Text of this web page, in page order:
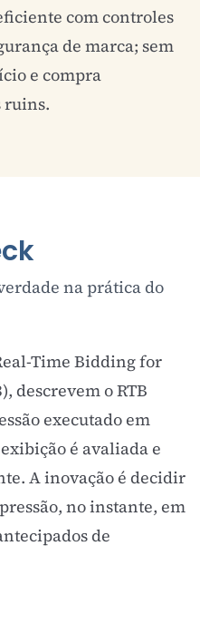
com controles
de marca; sem
e compra
ruins.
na prática do
Time Bidding for
descrevem o RTB
executado em
é avaliada e
A inovação é decidir
no instante, em
de